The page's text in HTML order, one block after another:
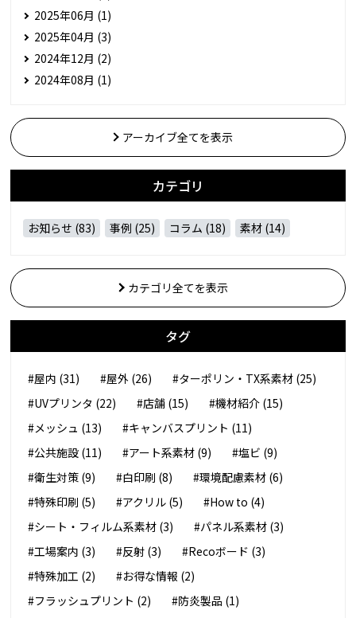
2025年06月 (1)
2025年04月 (3)
2024年12月 (2)
2024年08月 (1)
アーカイブ全てを表示
カテゴリ
お知らせ (83) 事例 (25) コラム (18) 素材 (14)
カテゴリ全てを表示
タグ
#屋内 (31) #屋外 (26)
#ターポリン・TX系素材 (25)
#UVプリンタ (22)
#店舗 (15)
#機材紹介 (15)
#メッシュ (13)
#キャンバスプリント (11)
#公共施設 (11)
#アート系素材 (9)
#塩ビ (9)
#衛生対策 (9)
#白印刷 (8)
#環境配慮素材 (6)
#特殊印刷 (5)
#アクリル (5)
#How to (4)
#シート・フィルム系素材 (3)
#パネル系素材 (3)
#工場案内 (3)
#反射 (3)
#Recoボード (3)
#特殊加工 (2)
#お得な情報 (2)
#フラッシュプリント (2)
#防炎製品 (1)